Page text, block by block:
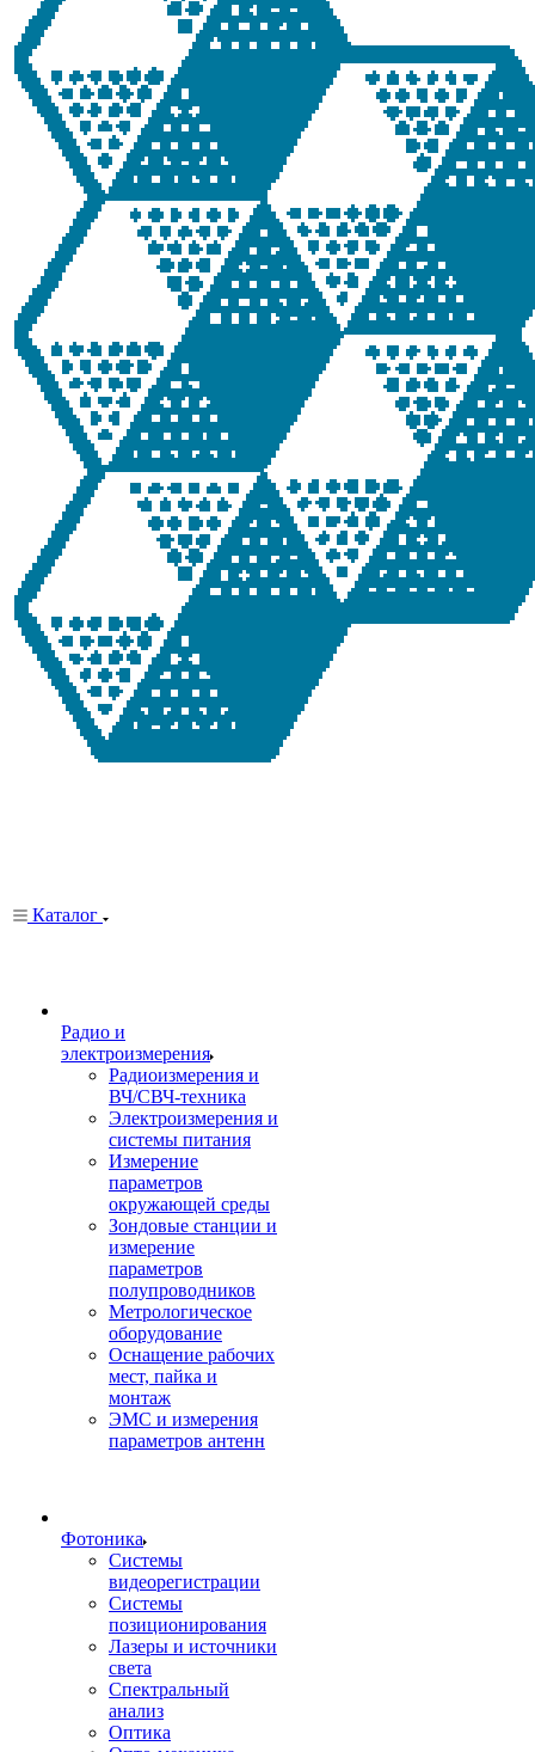
Каталог
Радио и
электроизмерения
Радиоизмерения и
ВЧ/СВЧ-техника
Электроизмерения и
системы питания
Измерение
параметров
окружающей среды
Зондовые станции и
измерение
параметров
полупроводников
Метрологическое
оборудование
Оснащение рабочих
мест, пайка и
монтаж
ЭМС и измерения
параметров антенн
Фотоника
Cистемы
видеорегистрации
Системы
позиционирования
Лазеры и источники
света
Спектральный
анализ
Оптика